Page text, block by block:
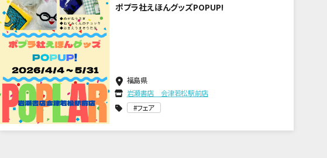
ポプラ社えほんグッズPOPUP!
福島県
岩瀬書店 会津若松駅前店
フェア